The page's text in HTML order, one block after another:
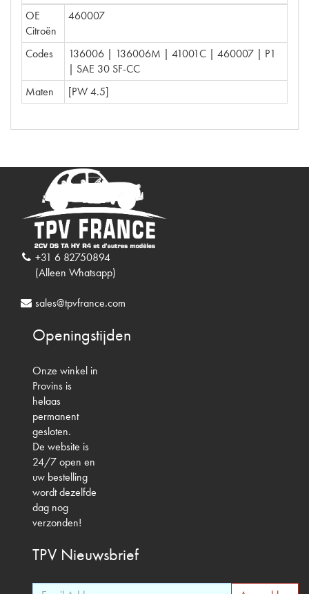
OE
Citroën
460007
Codes
136006 | 136006M | 41001C | 460007 | P1
| SAE 30 SF-CC
Maten
[PW 4.5]
+31 6 82750894
(Alleen Whatsapp)
sales@tpvfrance.com
Openingstijden
Onze winkel in
Provins is
helaas
permanent
gesloten.
De website is
24/7 open en
uw bestelling
wordt dezelfde
dag nog
verzonden!
TPV Nieuwsbrief